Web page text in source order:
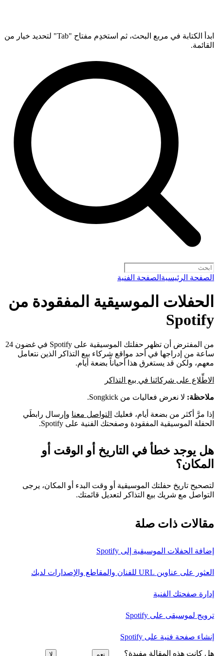
ابدأ الكتابة في مربع البحث، ثم استخدِم مفتاح "Tab" لتحديد خيار من
القائمة.
الصفحة الرئيسية الصفحة الفنية
الحفلات الموسيقية المفقودة من
Spotify
من المفترض أن تظهر حفلتك الموسيقية على Spotify في غضون 24
ساعة من إدراجها في أحد مواقع شركاء بيع التذاكر الذين نتعامل
معهم، ولكن قد يستغرق هذا أحياناً بضعة أيام.
الاطِّلاع على شركائنا في بيع التذاكر
ملاحظة: لا نعرض فعاليات من Songkick.
إذا مرَّ أكثر من بضعة أيام، فعليك التواصل معنا وإرسال رابطَي
الحفلة الموسيقية المفقودة وصفحتك الفنية على Spotify.
هل يوجد خطأ في التاريخ أو الوقت أو
المكان؟
لتصحيح تاريخ حفلتك الموسيقية أو وقت البدء أو المكان، يرجى
التواصل مع شريك بيع التذاكر لتعديل قائمتك.
مقالات ذات صلة
إضافة الحفلات الموسيقية إلى Spotify
العثور على عناوين URL للفنان والمقاطع والإصدارات لديك
إدارة صفحتك الفنية
ترويج لموسيقى على Spotify
إنشاء صفحة فنية على Spotify
هل كانت هذه المقالة مفيدة؟ نعم لا